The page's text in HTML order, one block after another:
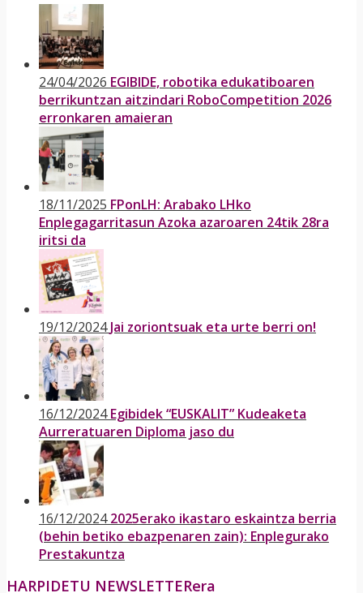
24/04/2026 EGIBIDE, robotika edukatiboaren
berrikuntzan aitzindari RoboCompetition 2026
erronkaren amaieran
18/11/2025 FPonLH: Arabako LHko
Enplegagarritasun Azoka azaroaren 24tik 28ra
iritsi da
19/12/2024 Jai zoriontsuak eta urte berri on!
16/12/2024 Egibidek “EUSKALIT” Kudeaketa
Aurreratuaren Diploma jaso du
16/12/2024 2025erako ikastaro eskaintza berria
(behin betiko ebazpenaren zain): Enplegurako
Prestakuntza
HARPIDETU NEWSLETTERera